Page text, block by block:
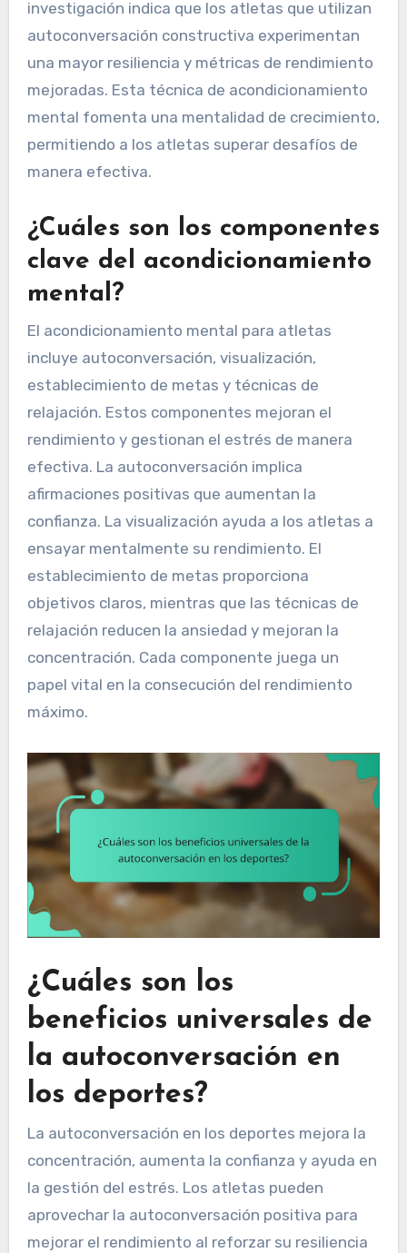
investigación indica que los atletas que utilizan
autoconversación constructiva experimentan
una mayor resiliencia y métricas de rendimiento
mejoradas. Esta técnica de acondicionamiento
mental fomenta una mentalidad de crecimiento,
permitiendo a los atletas superar desafíos de
manera efectiva.
¿Cuáles son los componentes
clave del acondicionamiento
mental?
El acondicionamiento mental para atletas
incluye autoconversación, visualización,
establecimiento de metas y técnicas de
relajación. Estos componentes mejoran el
rendimiento y gestionan el estrés de manera
efectiva. La autoconversación implica
afirmaciones positivas que aumentan la
confianza. La visualización ayuda a los atletas a
ensayar mentalmente su rendimiento. El
establecimiento de metas proporciona
objetivos claros, mientras que las técnicas de
relajación reducen la ansiedad y mejoran la
concentración. Cada componente juega un
papel vital en la consecución del rendimiento
máximo.
¿Cuáles son los
beneficios universales de
la autoconversación en
los deportes?
La autoconversación en los deportes mejora la
concentración, aumenta la confianza y ayuda en
la gestión del estrés. Los atletas pueden
aprovechar la autoconversación positiva para
mejorar el rendimiento al reforzar su resiliencia